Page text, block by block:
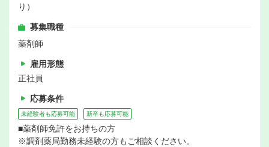
り）
募集職種
薬剤師
雇用形態
正社員
応募条件
未経験者も応募可能 新卒も応募可能
■薬剤師免許をお持ちの方
※調剤薬局勤務未経験の方もご相談ください。